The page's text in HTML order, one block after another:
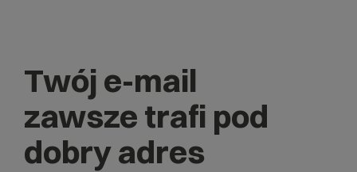
Twój e-mail
zawsze trafi pod
dobry adres